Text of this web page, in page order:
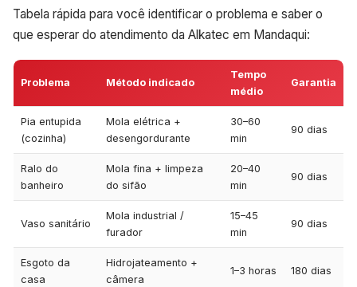
Tabela rápida para você identificar o problema e saber o
que esperar do atendimento da Alkatec em Mandaqui:
Problema Método indicado
Tempo
médio
Garantia
Pia entupida
(cozinha)
Mola elétrica +
desengordurante
30–60
min
90 dias
Ralo do
banheiro
Mola fina + limpeza
do sifão
20–40
min
90 dias
Vaso sanitário
Mola industrial /
furador
15–45
min
90 dias
Esgoto da
casa
Hidrojateamento +
câmera
1–3 horas 180 dias